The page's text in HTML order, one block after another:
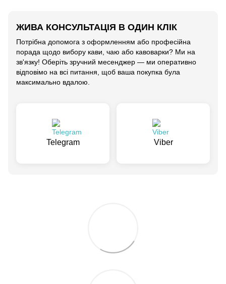
ЖИВА КОНСУЛЬТАЦІЯ В ОДИН КЛІК
Потрібна допомога з оформленням або професійна
порада щодо вибору кави, чаю або кавоварки? Ми на
зв'язку! Оберіть зручний месенджер — ми оперативно
відповімо на всі питання, щоб ваша покупка була
максимально вдалою.
Telegram Viber